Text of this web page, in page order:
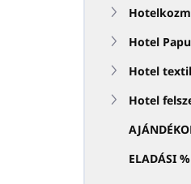
Hotel
Hotel textil
Hotel
ELADÁSI %